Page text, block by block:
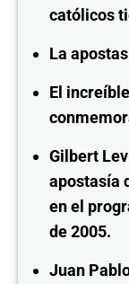
católicos
La
El
Gilbert
apostasía
en el
de 2005.
Juan